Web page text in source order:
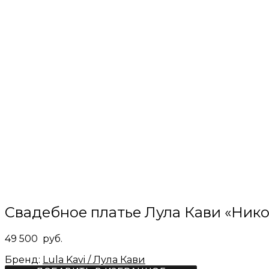
Свадебное платье Лула Кави
49 500 руб.
Бренд: Lula Kavi / Лула Кави